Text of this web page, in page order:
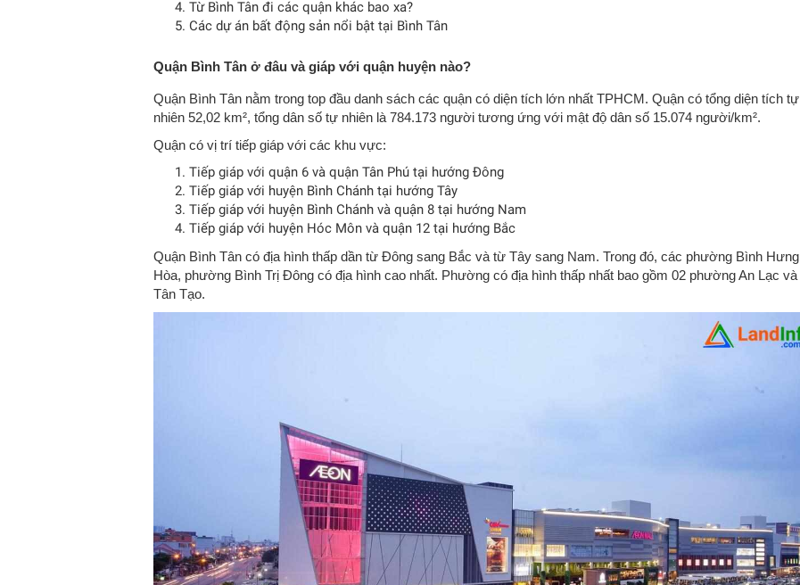
Từ Bình Tân đi các quận khác bao xa?
Các dự án bất động sản nổi bật tại Bình Tân
Quận Bình Tân ở đâu và giáp với quận huyện nào?
Quận Bình Tân nằm trong top đầu danh sách các quận có diện tích lớn nhất TPHCM. Quận có tổng diện tích tự
nhiên 52,02 km², tổng dân số tự nhiên là 784.173 người tương ứng với mật độ dân số 15.074 người/km².
Quận có vị trí tiếp giáp với các khu vực:
Tiếp giáp với quận 6 và quận Tân Phú tại hướng Đông
Tiếp giáp với huyện Bình Chánh tại hướng Tây
Tiếp giáp với huyện Bình Chánh và quận 8 tại hướng Nam
Tiếp giáp với huyện Hóc Môn và quận 12 tại hướng Bắc
Quận Bình Tân có địa hình thấp dần từ Đông sang Bắc và từ Tây sang Nam. Trong đó, các phường Bình Hưng
Hòa, phường Bình Trị Đông có địa hình cao nhất. Phường có địa hình thấp nhất bao gồm 02 phường An Lạc và
Tân Tạo.